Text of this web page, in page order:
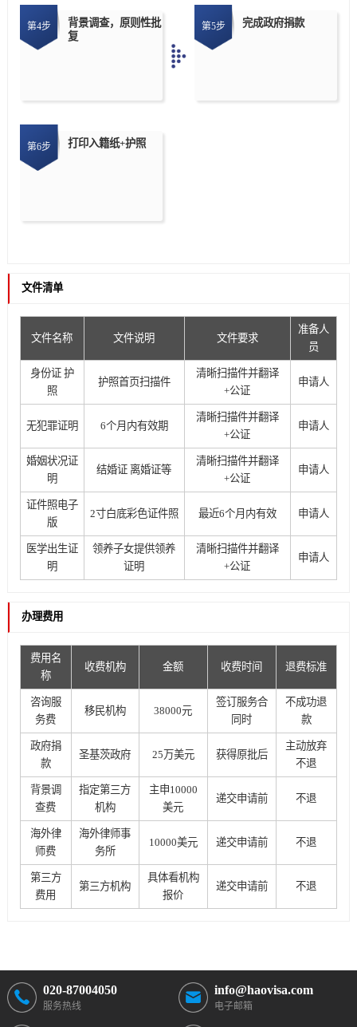
第4步
背景调查，原则性批
复
第5步 完成政府捐款
第6步 打印入籍纸+护照
文件清单
文件名称 文件说明 文件要求
准备人
员
身份证 护
照
护照首页扫描件
清晰扫描件并翻译
+公证
申请人
无犯罪证明 6个月内有效期
清晰扫描件并翻译
+公证
申请人
婚姻状况证
明
结婚证 离婚证等
清晰扫描件并翻译
+公证
申请人
证件照电子
版
2寸白底彩色证件照 最近6个月内有效 申请人
医学出生证
明
领养子女提供领养
证明
清晰扫描件并翻译
+公证
申请人
办理费用
费用名
称
收费机构 金额 收费时间 退费标准
咨询服
务费
移民机构 38000元
签订服务合
同时
不成功退
款
政府捐
款
圣基茨政府 25万美元 获得原批后
主动放弃
不退
背景调
查费
指定第三方
机构
主申10000
美元
递交申请前 不退
海外律
师费
海外律师事
务所
10000美元 递交申请前 不退
第三方
费用
第三方机构
具体看机构
报价
递交申请前 不退
020-87004050
服务热线
info@haovisa.com
电子邮箱